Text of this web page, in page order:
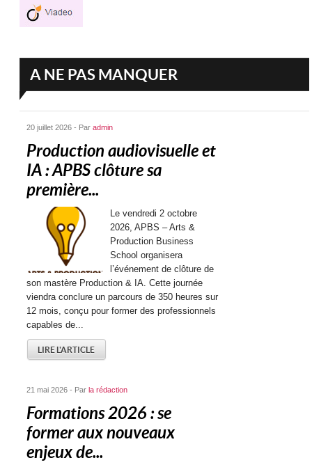
A NE PAS MANQUER
20 juillet 2026 - Paradmin
Production audiovisuelle et
IA : APBS clôture sa
première...
Le vendredi 2 octobre
2026, APBS – Arts &
Production Business
School organisera
l’événement de clôture de
son mastère Production & IA. Cette journée
viendra conclure un parcours de 350 heures sur
12 mois, conçu pour former des professionnels
capables de...
LIRE L'ARTICLE
21 mai 2026 - Par la rédaction
Formations 2026 : se
former aux nouveaux
enjeux de...